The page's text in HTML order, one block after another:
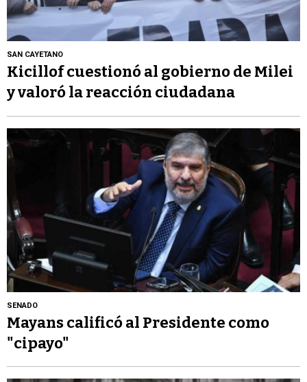
SAN CAYETANO
Kicillof cuestionó al gobierno de Milei
y valoró la reacción ciudadana
SENADO
Mayans calificó al Presidente como
"cipayo"